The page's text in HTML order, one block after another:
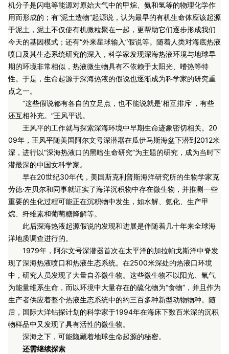
机分子是闪电等能源对原始大气中的甲烷、氨和氢等的物理化学作
用而形成的；有“泥土造物”起源说，认为最早的有机生命体应该起源
于泥土，泥土不仅使有机微粒聚在一起，更帮助它们逐步形成我们
今天的基因模式；还有“外来星球输入”假说等。随着人类对海底热液
喷口及其生态系统研究的深入，科学家发现深海热液环境与地球早
期的环境非常相似，热液微生物具有不依赖于太阳光、嗜热等特
性。于是，生命起源于深海热液的假说也逐渐成为科学家的研究重
点之一。
“这些假说都有各自的立足点，也不能说就是‘相互排斥’，有些
还互相补充。”王风平说。
王风平的工作就与探索深海环境中早期生命迹象密切相关。20
09年，王风平随美国阿尔文号深潜器在瓜伊马斯海盆下潜到2012米
深，进行以“深海热液口的黑暗生命研究”为主题的研究，成为当时下
潜最深的中国女科学家。
早在20世纪30年代，美国斯克利普斯海洋研究所的生物学家克
劳德·左贝尔和同事就证实了海洋沉积物中存在微生物，并推测一些
重要的生化过程可能正在沉积物中发生，如水解、氨化、生产甲
烷、纤维素和葡萄糖降解等。
此后深海热液起源假说的发现和进展是伴随着几十年来全球海
洋地质调查进行的。
1979年，阿尔文号深潜器首次在太平洋的加拉帕戈斯洋中脊发
现了深海热液喷口和热液生态系统。在2500米深处的热液口环境
中，研究人员发现了大量自养微生物。这些微生物不以阳光、氧气
为能量维系生命，而以环境中大量存在的硫化物为“食物”，并且作为
生产者供应着整个热液生态系统中的约三百多种新型动物物种。随
后，国际大洋钻探计划的科学家于1994年在海床下数百米深的沉积
物样品中又发现了具有活性的微生物。
深海之下，可能隐藏着地球生命起源的秘密。
还需继续探索